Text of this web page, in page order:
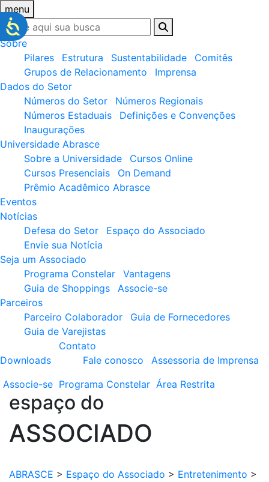
menu
Sobre
Pilares
Estrutura Sustentabilidade
Comitês
Grupos de Relacionamento
Imprensa
Dados do Setor
Números do Setor
Números Regionais
Números Estaduais
Definições e Convenções
Inaugurações
Universidade Abrasce
Sobre a Universidade
Cursos Online
Cursos Presenciais
On Demand
Prêmio Acadêmico Abrasce
Eventos
Notícias
Defesa do Setor
Espaço do Associado
Envie sua Notícia
Seja um Associado
Programa Constelar
Vantagens
Guia de Shoppings
Associe-se
Parceiros
Parceiro Colaborador
Guia de Fornecedores
Guia de Varejistas
Downloads
Contato
Fale conosco
Assessoria de Imprensa
Associe-se Programa Constelar Área Restrita
espaço do
ASSOCIADO
ABRASCE > Espaço do Associado > Entretenimento >